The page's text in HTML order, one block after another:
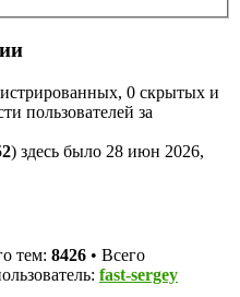
0 скрытых и
пользователей за
) здесь было 28 июн 2026,
тем: 8426 • Всего
fast-sergey